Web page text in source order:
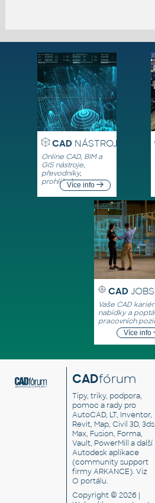
CADNÁSTROJE
Online CAD, BIM a
GIS nástroje,
převodníky,
prohlížečeVíce info
CAD JOBS
Vaše CAD
nabídky a
pracovních
Více info
CADfórum
Tipy, triky, podpora,
pomoc a rady pro
AutoCAD, LT, Inventor,
Revit, Map, Civil 3D, 3ds
Max, Fusion, Forma,
Vault, PowerMill a další
Autodesk aplikace
(community support
firmy ARKANCE). Viz
O portálu.
Copyright © 2026 |